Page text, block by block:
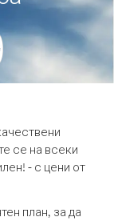
се на всеки
- с цени от
план, за да